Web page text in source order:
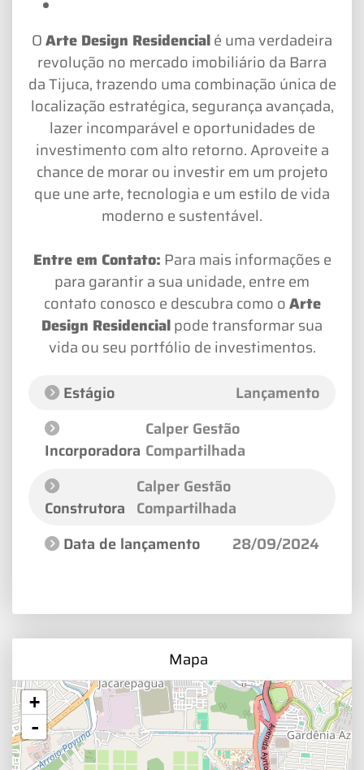
OArte Design Residencialé uma verdadeira
revolução no mercado imobiliário da Barra
da Tijuca, trazendo uma combinação única de
localização estratégica, segurança avançada,
lazer incomparável e oportunidades de
investimento com alto retorno. Aproveite a
chance de morar ou investir em um projeto
que une arte, tecnologia e um estilo de vida
moderno e sustentável.
Entre em Contato: Para mais informações e
para garantir a sua unidade, entre em
contato conosco e descubra como oArte
Design Residencialpode transformar sua
vida ou seu portfólio de investimentos.
Estágio
Lançamento
Incorporadora
Calper Gestão
Compartilhada
Construtora
Calper Gestão
Compartilhada
Data de lançamento
28/09/2024
Mapa
+
-